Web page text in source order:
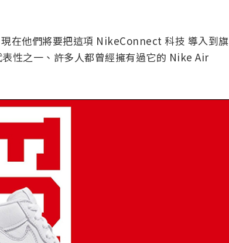
在他們將要把這項 NikeConnect 科技 導入到旗
性之一、許多人都曾經擁有過它的 Nike Air